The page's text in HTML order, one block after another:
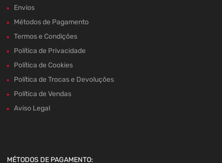
Envios
Métodos de Pagamento
Termos e Condições
Política de Privacidade
Política de Cookies
Política de Trocas e Devoluções
Política de Vendas
Aviso Legal
MÉTODOS DE PAGAMENTO: